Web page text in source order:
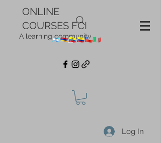
ONLINE
COURSES FCI
A learning community
Log In